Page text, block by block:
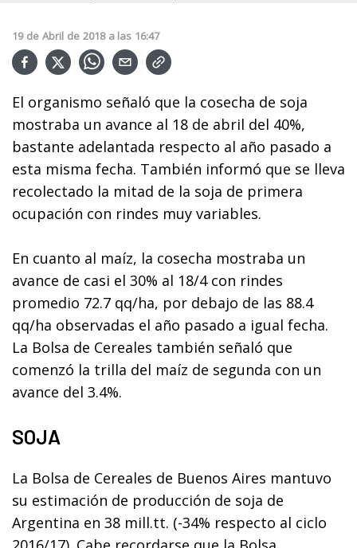
19 de Abril de 2018 a las 16:47
El organismo señaló que la cosecha de soja
mostraba un avance al 18 de abril del 40%,
bastante adelantada respecto al año pasado a
esta misma fecha. También informó que se lleva
recolectado la mitad de la soja de primera
ocupación con rindes muy variables.
En cuanto al maíz, la cosecha mostraba un
avance de casi el 30% al 18/4 con rindes
promedio 72.7 qq/ha, por debajo de las 88.4
qq/ha observadas el año pasado a igual fecha.
La Bolsa de Cereales también señaló que
comenzó la trilla del maíz de segunda con un
avance del 3.4%.
SOJA
La Bolsa de Cereales de Buenos Aires mantuvo
su estimación de producción de soja de
Argentina en 38 mill.tt. (-34% respecto al ciclo